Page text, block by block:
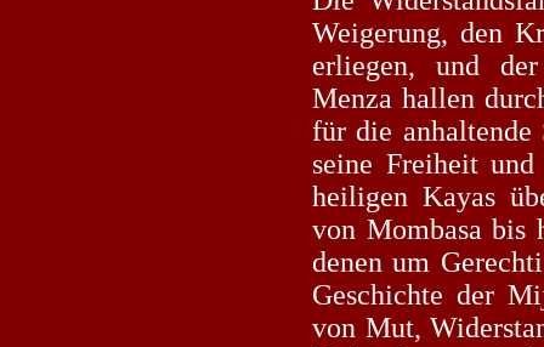
Weigerung, den
erliegen, und
Menza hallen
für die anhaltende
seine Freiheit
heiligen Kayas
von Mombasa bis
denen um
Geschichte der
von Mut,